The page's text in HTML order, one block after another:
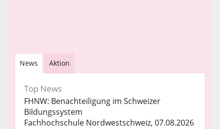
News Aktion
Top News
FHNW: Benachteiligung im Schweizer
Bildungssystem
Fachhochschule Nordwestschweiz, 07.08.2026